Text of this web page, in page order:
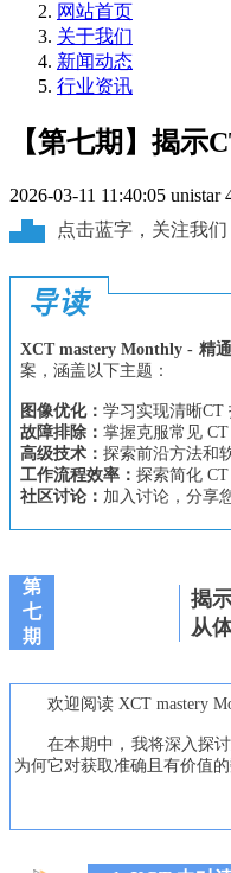
网站首页
关于我们
新闻动态
行业资讯
【第七期】揭示
2026-03-11 11:40:05 unistar
点击蓝字，关注我们
导读
XCT mastery Monthly - 精
案，涵盖以下主题：
图像优化： 学习实现清晰CT
故障排除： 掌握克服常见 CT
高级技术： 探索前沿方法和
工作流程效率： 探索简化 CT
社区讨论： 加入讨论，分享
第
七
期
揭
从
欢迎阅读 XCT mastery
在本期中，我将深入探讨
为何它对获取准确且有价值